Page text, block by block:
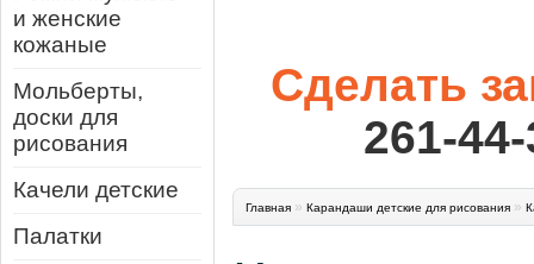
и женские
кожаные
Мольберты,
доски для
рисования
Качели детские
Палатки
Сделать
261-
Главная » Карандаши детские для рисования »